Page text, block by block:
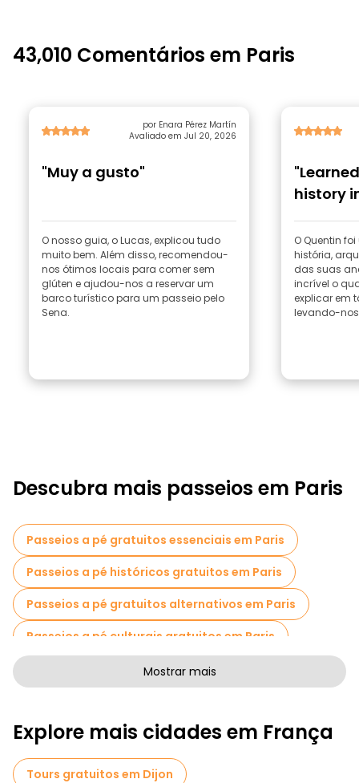
43,010 Comentários em Paris
por Enara Pérez Martín
Avaliado em Jul 20, 2026
"Muy a gusto"
O nosso guia, o Lucas, explicou tudo
muito bem. Além disso, recomendou-
nos ótimos locais para comer sem
glúten e ajudou-nos a reservar um
barco turístico para um passeio pelo
Sena.
history
O Quentin
história,
das suas
incrível o
explicar em
levando-
Descubra mais passeios em Paris
Passeios a pé gratuitos essenciais em Paris
Passeios a pé históricos gratuitos em Paris
Passeios a pé gratuitos alternativos em Paris
Passeios a pé culturais gratuitos em Paris
Passeios a pé gratuitos de arte em Paris
Passeios de Pub Crawl em Paris
Atividades esportivas em Paris
Mostrar mais
Explore mais cidades em França
Tours gratuitos em Dijon